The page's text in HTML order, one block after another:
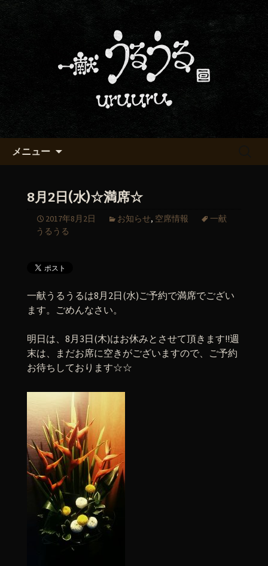
京都・五条でおいしい地酒が飲
める「一献うるうる」のブロ
京都・五条烏丸の町屋居酒屋「一献う
るうる」からのお知らせ
メニュー
8月2日(水)☆満席☆
2017年8月2日 お知らせ, 空席情報
一献
うるうる
一献うるうるは8月2日(水)ご予約で満席でござい
ます。ごめんなさい。
明日は、8月3日(木)はお休みとさせて頂きます!!週
末は、まだお席に空きがございますので、ご予約
お待ちしております☆☆